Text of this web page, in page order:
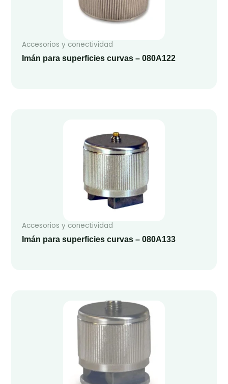
Accesorios y conectividad
Imán para superficies curvas – 080A122
Accesorios y conectividad
Imán para superficies curvas – 080A133